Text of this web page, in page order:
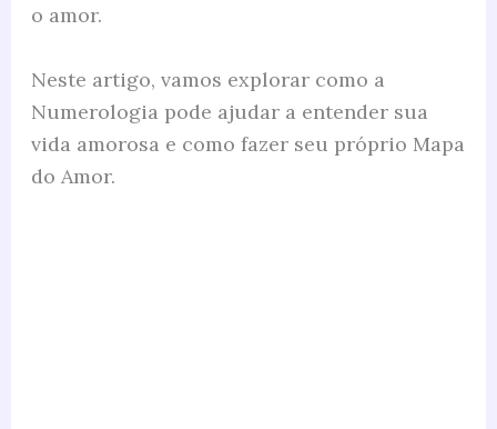
o amor.
Neste artigo, vamos explorar como a
Numerologia pode ajudar a entender sua
vida amorosa e como fazer seu próprio Mapa
do Amor.